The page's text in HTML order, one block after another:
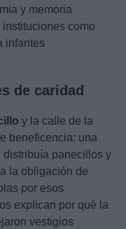
y memoria
como
infantes
de caridad
y la calle de la
beneficencia: una
distribuía panecillos y
la obligación de
por esos
explican por qué la
vestigios